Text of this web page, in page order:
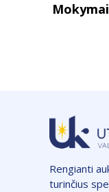
Rengianti
turinčius